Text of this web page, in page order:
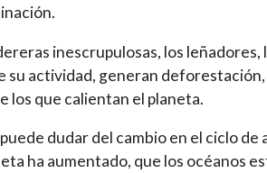
inescrupulosas, los
su actividad, generan deforestación,
los que calientan el planeta.
dudar del cambio en el ciclo de
ha aumentado, que los océanos